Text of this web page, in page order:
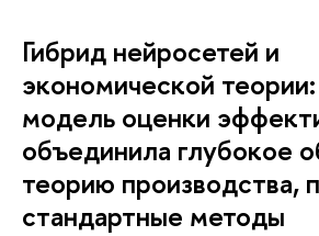
Гибрид нейросетей и
экономической
модель оценки
объединила глубокое
теорию производства,
стандартные методы